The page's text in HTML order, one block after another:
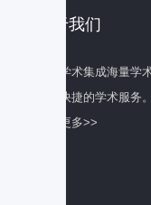
关于我们
百度学术集成海量
全面快捷的学术服
了解更多>>